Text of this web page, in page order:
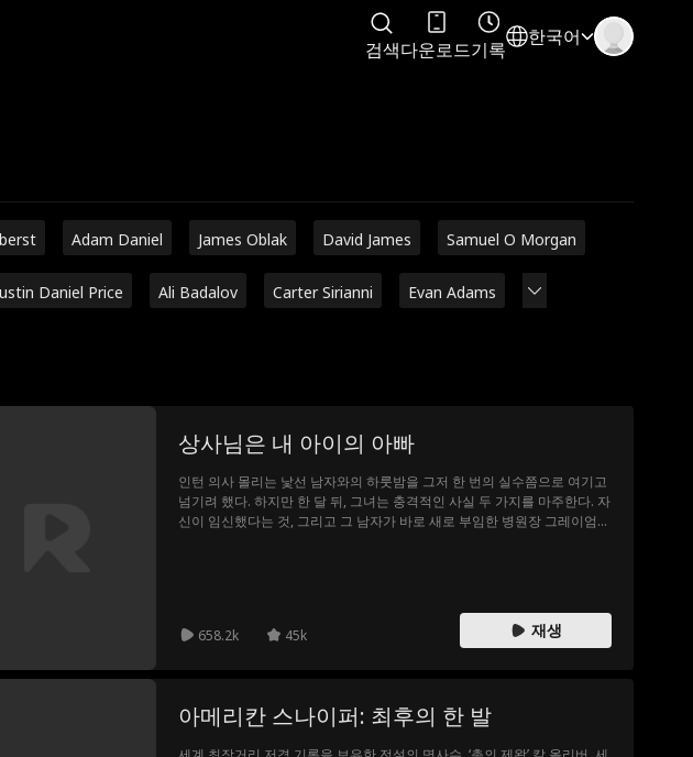
검색다운로드기록
한국어
Adam Daniel James Oblak David James Samuel O Morgan
Daniel Price Ali Badalov Carter Sirianni Evan Adams
상사님은 내 아이의 아빠
인턴 의사 몰리는 낯선 남자와의 하룻밤을 그저 한 번의 실수쯤으로 여기고
넘기려 했다. 하지만 한 달 뒤, 그녀는 충격적인 사실 두 가지를 마주한다. 자
신이 임신했다는 것, 그리고 그 남자가 바로 새로 부임한 병원장 그레이엄
658.2k
45k 재생
아메리칸 스나이퍼: 최후의 한 발